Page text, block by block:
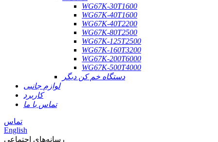
WG67K-30T1600
WG67K-40T1600
WG67K-40T2200
WG67K-80T2500
WG67K-125T2500
WG67K-160T3200
WG67K-200T6000
WG67K-500T4000
دستگاه خم کن دیگر
لوازم جانبی
کاربرد
تماس با ما
تماس
English
رسانه‌های اجتماعی